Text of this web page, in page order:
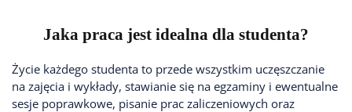
Jaka praca jest idealna dla studenta?
Życie każdego studenta to przede wszystkim uczęszczanie
na zajęcia i wykłady, stawianie się na egzaminy i ewentualne
sesje poprawkowe, pisanie prac zaliczeniowych oraz